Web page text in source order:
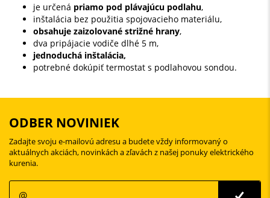
je určená priamo pod plávajúcu podlahu,
inštalácia bez použitia spojovacieho materiálu,
obsahuje zaizolované strižné hrany,
dva pripájacie vodiče dlhé 5 m,
jednoduchá inštalácia,
potrebné dokúpiť termostat s podlahovou sondou.
ODBER NOVINIEK
Zadajte svoju e-mailovú adresu a budete vždy informovaný o
aktuálnych akciách, novinkách a zľavách z našej ponuky elektrického
kurenia.